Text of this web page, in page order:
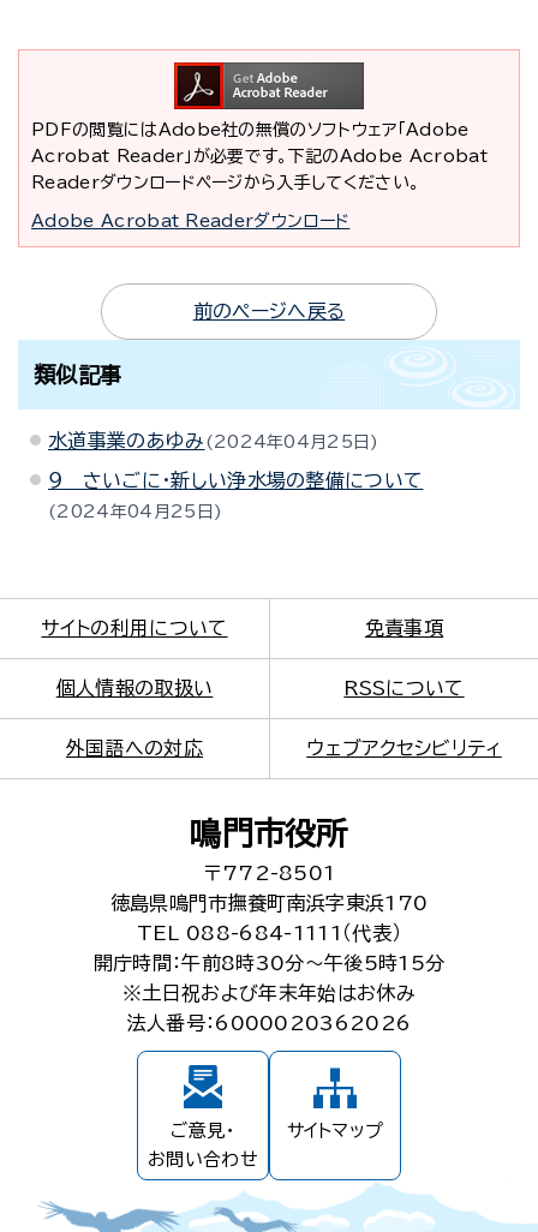
PDFの閲覧にはAdobe社の無償のソフトウェア「Adobe
Acrobat Reader」が必要です。下記のAdobe Acrobat
Readerダウンロードページから入手してください。
Adobe Acrobat Readerダウンロード
前のページへ戻る
類似記事
水道事業のあゆみ 2024年04月25日
９ さいごに・新しい浄水場の整備について
2024年04月25日
サイトの利用について 免責事項
個人情報の取扱い RSSについて
外国語への対応 ウェブアクセシビリティ
鳴門市役所
〒772-8501
徳島県鳴門市撫養町南浜字東浜170
TEL 088-684-1111（代表）
開庁時間：午前8時30分～午後5時15分
※土日祝および年末年始はお休み
法人番号：6000020362026
ご意見・
お問い合わせ
サイトマップ